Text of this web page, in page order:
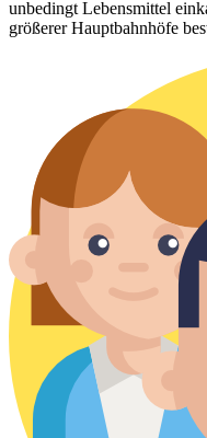
unbedingt Lebensmittel
größerer Hauptbahnhöfe